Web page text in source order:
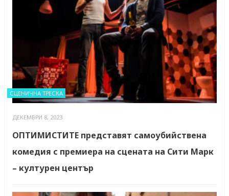
СЦЕНИЧНА ТРЕСКА
ДЕКЕМВРИ 8, 2023
ОПТИМИСТИТЕ представят самоубийствена
комедия с премиера на сцената на Сити Марк
– културен център